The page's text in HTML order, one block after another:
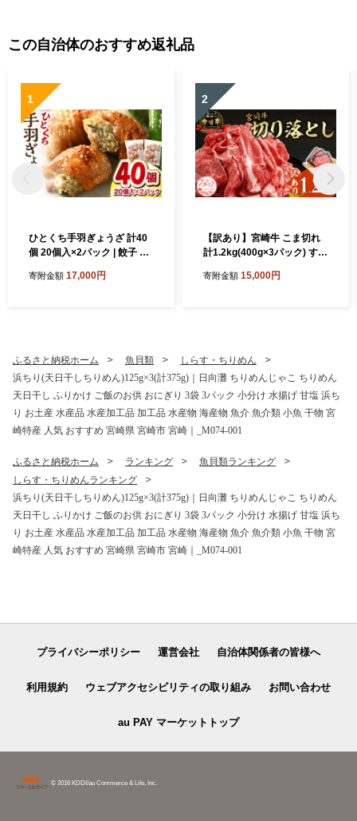
この自治体のおすすめ返礼品
1
ひとくち手羽ぎょうざ 計40
個 20個入×2パック | 餃子 手
先餃子 宮崎餃子 ご当地 グル
寄附金額 17,000円
2
【訳あり】宮崎牛 こま切れ
計1.2kg(400g×3パック) すき
み 炒め 炒め物 お弁当 おかず
とし 細切れ 宮崎県 宮崎市_
M155-015
寄附金額 15,000円
ふるさと納税ホーム 魚貝類
しらす・ちりめん
浜ちり(天日干しちりめん)125g×3(計375g)｜日向灘 ちりめんじゃこ ちりめん
天日干し ふりかけ ご飯のお供 おにぎり 3袋 3パック 小分け 水揚げ 甘塩 浜ち
り お土産 水産品 水産加工品 加工品 水産物 海産物 魚介 魚介類 小魚 干物 宮
崎特産 人気 おすすめ 宮崎県 宮崎市 宮崎｜_M074-001
ふるさと納税ホーム ランキング
魚貝類ランキング
しらす・ちりめんランキング
浜ちり(天日干しちりめん)125g×3(計375g)｜日向灘 ちりめんじゃこ ちりめん
天日干し ふりかけ ご飯のお供 おにぎり 3袋 3パック 小分け 水揚げ 甘塩 浜ち
り お土産 水産品 水産加工品 加工品 水産物 海産物 魚介 魚介類 小魚 干物 宮
崎特産 人気 おすすめ 宮崎県 宮崎市 宮崎｜_M074-001
プライバシーポリシー 運営会社 自治体関係者の皆様へ
利用規約 ウェブアクセシビリティの取り組み お問い合わせ
au PAY マーケットトップ
© 2016 KDDI/au Commerce & Life, Inc.